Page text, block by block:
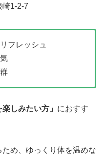
崎1-2-7
フレッシュ
しみたい方」 におすす
め、ゆっくり体を温めな